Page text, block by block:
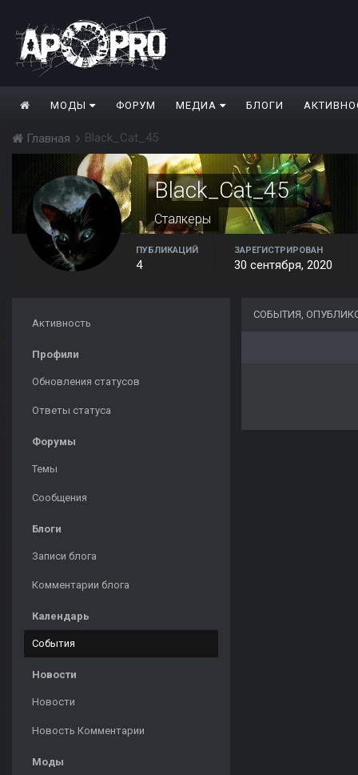
МОДЫ ФОРУМ МЕДИА БЛОГИ
Главная Black_Cat_45
Black_Cat_45
Сталкеры
ПУБЛИКАЦИЙ
4
ЗАРЕГИСТРИРОВАН
30 сентября, 2020
Активность
Профили
Обновления статусов
Ответы статуса
Форумы
Темы
Сообщения
Блоги
Записи блога
Комментарии блога
Календарь
События
Новости
Новости
Новость Комментарии
Моды
СОБЫТИЯ,